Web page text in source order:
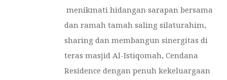
menikmati hidangan sarapan bersama
dan ramah tamah saling silaturahim,
sharing dan membangun sinergitas di
teras masjid Al-Istiqomah, Cendana
Residence dengan penuh kekeluargaan